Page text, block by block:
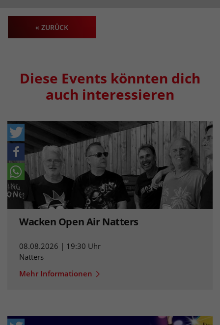
« ZURÜCK
Diese Events könnten dich
auch interessieren
Wacken Open Air Natters
08.08.2026 | 19:30 Uhr
Natters
Mehr Informationen